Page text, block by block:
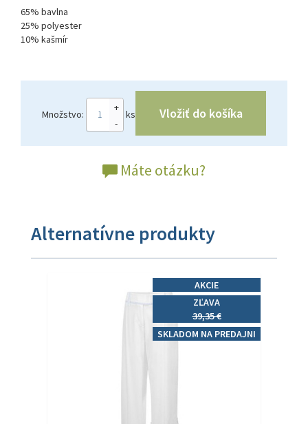
65% bavlna
25% polyester
10% kašmír
Množstvo:
-
+
ks Vložiť do košíka
Máte otázku?
Alternatívne produkty
AKCIE
ZĽAVA
39,35 €
SKLADOM NA PREDAJNI